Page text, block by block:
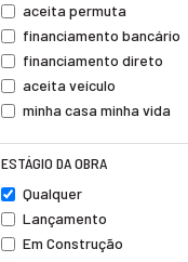
aceita permuta
financiamento bancário
financiamento direto
aceita veículo
minha casa minha vida
ESTÁGIO DA OBRA
Qualquer
Lançamento
Em Construção